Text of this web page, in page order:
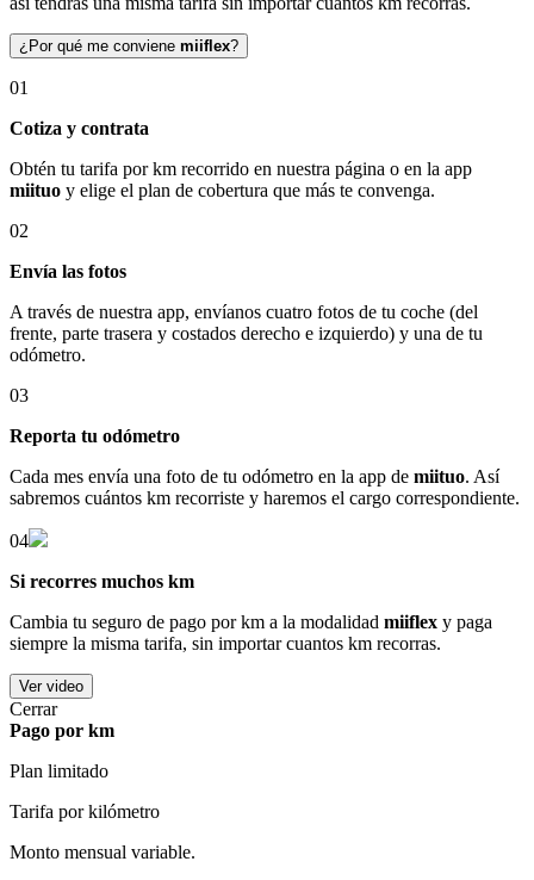
¿Por qué me conviene miiflex?
01
Cotiza y contrata
Obtén tu tarifa por km recorrido en nuestra página o en la app
miituo y elige el plan de cobertura que más te convenga.
02
Envía las fotos
A través de nuestra app, envíanos cuatro fotos de tu coche (del
frente, parte trasera y costados derecho e izquierdo) y una de tu
odómetro.
03
Reporta tu odómetro
Cada mes envía una foto de tu odómetro en la app de miituo. Así
sabremos cuántos km recorriste y haremos el cargo correspondiente.
04
Si recorres muchos km
Cambia tu seguro de pago por km a la modalidad miiflex y paga
siempre la misma tarifa, sin importar cuantos km recorras.
Ver video
Cerrar
Pago por km
Plan limitado
Tarifa por kilómetro
Monto mensual variable.